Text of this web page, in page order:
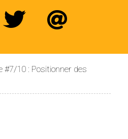
#7/10 : Positionner des